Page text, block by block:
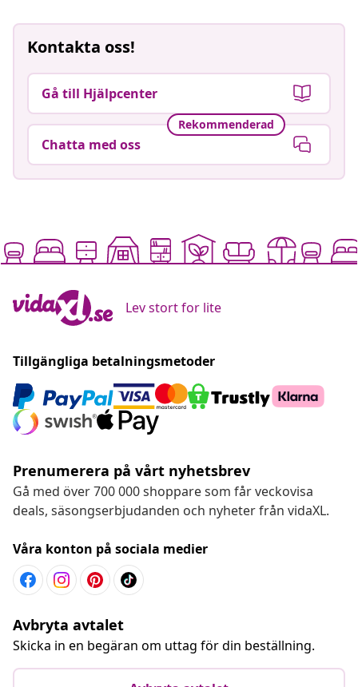
Kontakta oss!
Gå till Hjälpcenter
Rekommenderad
Chatta med oss
Lev stort for lite
Tillgängliga betalningsmetoder
Prenumerera på vårt nyhetsbrev
Gå med över 700 000 shoppare som får veckovisa
deals, säsongserbjudanden och nyheter från vidaXL.
Våra konton på sociala medier
Avbryta avtalet
Skicka in en begäran om uttag för din beställning.